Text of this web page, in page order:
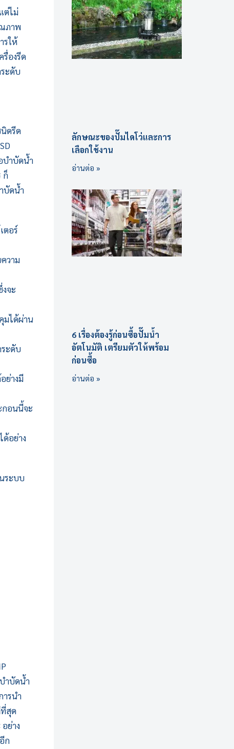
ต่ไม่
ภาพ
รให้
รื่องรีด
ะดับ
ดรีด
บำบัดน้ำ
ก็
บัดน้ำ
ตอร์
วาม
จะ
มได้ผ่าน
ะดับ
ย่างมี
กอนนี้จะ
ด้อย่าง
ระบบ
ำบัดน้ำ
ารนำ
ที่สุด
ย่าง
ก
ลักษณะของปั๊มไดโว่และการ
เลือกใช้งาน
อ่านต่อ »
6 เรื่องต้องรู้ก่อนซื้อปั๊มน้ำ
อัตโนมัติ เตรียมตัวให้พร้อม
ก่อนซื้อ
อ่านต่อ »